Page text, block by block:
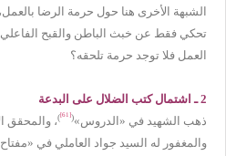
الشبهة الأخرى هنا حول حرمة الرضا
تحكي فقط عن خبث الباطن والقبح
العمل فلا توجد حرمة تلحقه؟
2 ـ اشتمال كتب الضلال على البدعة
ذهب الشهيد في «الدروس»(
[61]
)، والمحقق
والمغفور له السيد جواد العاملي في